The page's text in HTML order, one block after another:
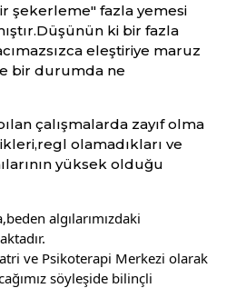
şekerleme" fazla yemesi
ki bir fazla
eleştiriye maruz
bir durumda ne
çalışmalarda zayıf olma
olamadıkları ve
yüksek olduğu
algılarımızdaki
ve Psikoterapi Merkezi olarak
söyleşide bilinçli